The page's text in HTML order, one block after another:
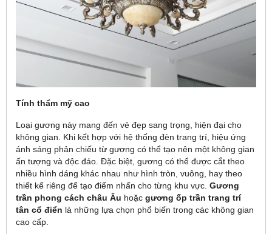
Tính thẩm mỹ cao
Loại gương này mang đến vẻ đẹp sang trọng, hiện đại cho
không gian. Khi kết hợp với hệ thống đèn trang trí, hiệu ứng
ánh sáng phản chiếu từ gương có thể tạo nên một không gian
ấn tượng và độc đáo. Đặc biệt, gương có thể được cắt theo
nhiều hình dáng khác nhau như hình tròn, vuông, hay theo
thiết kế riêng để tạo điểm nhấn cho từng khu vực. Gương
trần phong cách châu Âu hoặc gương ốp trần trang trí
tân cổ điển là những lựa chọn phổ biến trong các không gian
cao cấp.